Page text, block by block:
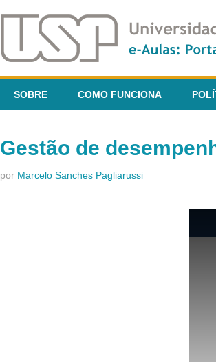
SOBRE COMO FUNCIONA
Gestão de
por Marcelo Sanches Pagliarussi
modal